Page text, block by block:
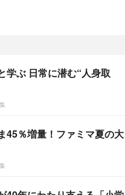
学ぶ 日常に潜む“人身取
45％増量！ファミマ夏の大